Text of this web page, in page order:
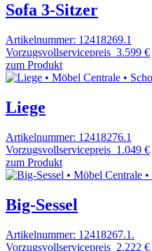
Sofa 3-Sitzer
Artikelnummer: 12418269.1
Vorzugsvollservicepreis 3.599 €
zum Produkt
Liege
Artikelnummer: 12418276.1
Vorzugsvollservicepreis 1.049 €
zum Produkt
Big-Sessel
Artikelnummer: 12418267.1.
Vorzugsvollservicepreis 2.222 €